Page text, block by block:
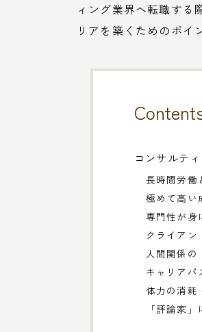
ィング業界へ転職する
リアを築くためのポイ
コンサルテ
長時間労働
極めて高い
専門性が身
クライアン
人間関係の
キャリアパ
体力の消耗
「評論家